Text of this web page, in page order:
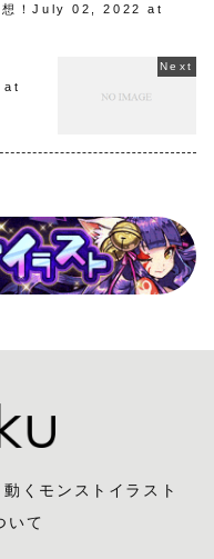
想！July 02, 2022 at
at
動くモンストイラスト
いて